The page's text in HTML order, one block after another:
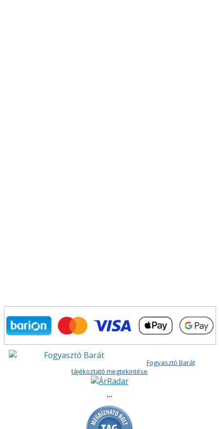
Fogyasztó Barát
tájékoztató megtekintése
```